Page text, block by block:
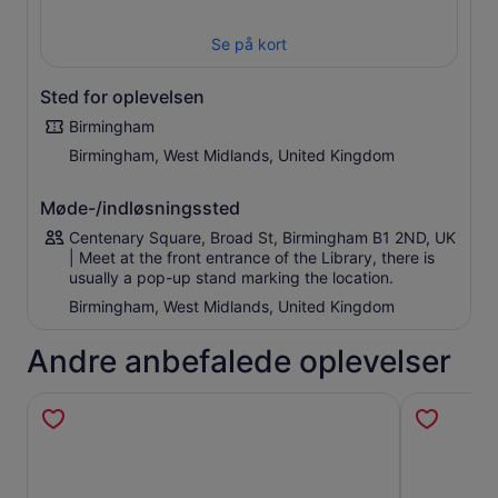
Civic Gospel med den kommunale revolution, hvor der
byen og fjerne dårlige boliger.
Moderne arkitektur er overalt, og turen gennem byens
torve giver en forståelse af den måde, gammelt og nyt er
blevet integreret i den moderne by.
Se på kort
Sted for oplevelsen
Birmingham
Birmingham, West Midlands, United Kingdom
Møde-/indløsningssted
Centenary Square, Broad St, Birmingham B1 2ND, UK
| Meet at the front entrance of the Library, there is
usually a pop-up stand marking the location.
Birmingham, West Midlands, United Kingdom
Andre anbefalede oplevelser